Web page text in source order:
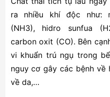
ra nhiều khí độc như:
(NH3), hidro sunfua
carbon oxit (CO). Bên
vi khuẩn trú ngụ trong
nguy cơ gây các bệnh về
về da,…